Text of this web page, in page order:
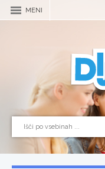
MENI